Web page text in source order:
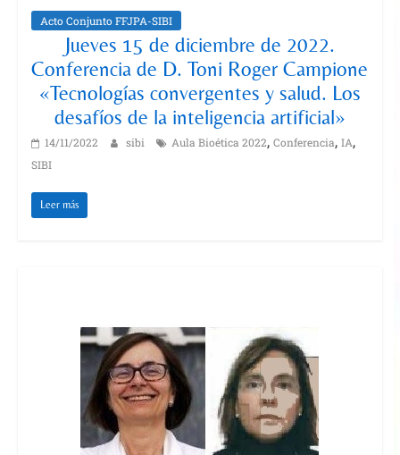
Acto Conjunto FFJPA-SIBI
Jueves 15 de diciembre de 2022.
Conferencia de D. Toni Roger Campione
«Tecnologías convergentes y salud. Los
desafíos de la inteligencia artificial»
14/11/2022 sibi Aula Bioética 2022, Conferencia, IA,
SIBI
Leer más